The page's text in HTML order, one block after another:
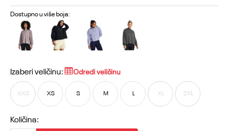
Dostupno u više boja:
Izaberi veličinu: Odredi veličinu
XXS XS S M L XL 2XL
Količina: